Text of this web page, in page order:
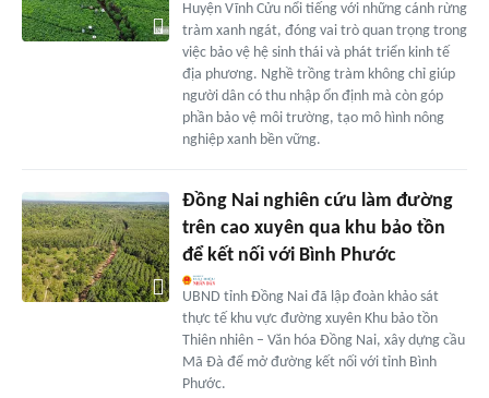
Huyện Vĩnh Cửu nổi tiếng với những cánh rừng
tràm xanh ngát, đóng vai trò quan trọng trong
việc bảo vệ hệ sinh thái và phát triển kinh tế
địa phương. Nghề trồng tràm không chỉ giúp
người dân có thu nhập ổn định mà còn góp
phần bảo vệ môi trường, tạo mô hình nông
nghiệp xanh bền vững.
Đồng Nai nghiên cứu làm đường
trên cao xuyên qua khu bảo tồn
để kết nối với Bình Phước
UBND tỉnh Đồng Nai đã lập đoàn khảo sát
thực tế khu vực đường xuyên Khu bảo tồn
Thiên nhiên – Văn hóa Đồng Nai, xây dựng cầu
Mã Đà để mở đường kết nối với tỉnh Bình
Phước.